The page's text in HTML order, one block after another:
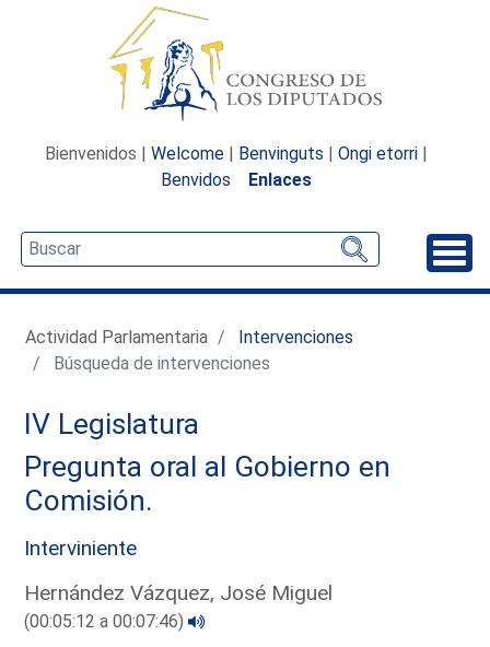
Bienvenidos | Welcome | Benvinguts | Ongi etorri |
Benvidos
Enlaces
Actividad Parlamentaria
Intervenciones
Búsqueda de intervenciones
IV Legislatura
Pregunta oral al Gobierno en
Comisión.
Interviniente
Hernández Vázquez, José Miguel
(00:05:12 a 00:07:46)